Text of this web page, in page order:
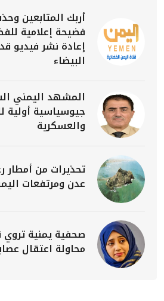
أربك المتابعين
فضيحة إعلامية
إعادة نشر فيديو
البيضاء
المشهد اليمني
جيوسياسية أولية
والعسكرية
تحذيرات من
عدن ومرتفعات
صحفية يمنية
محاولة اعتقال